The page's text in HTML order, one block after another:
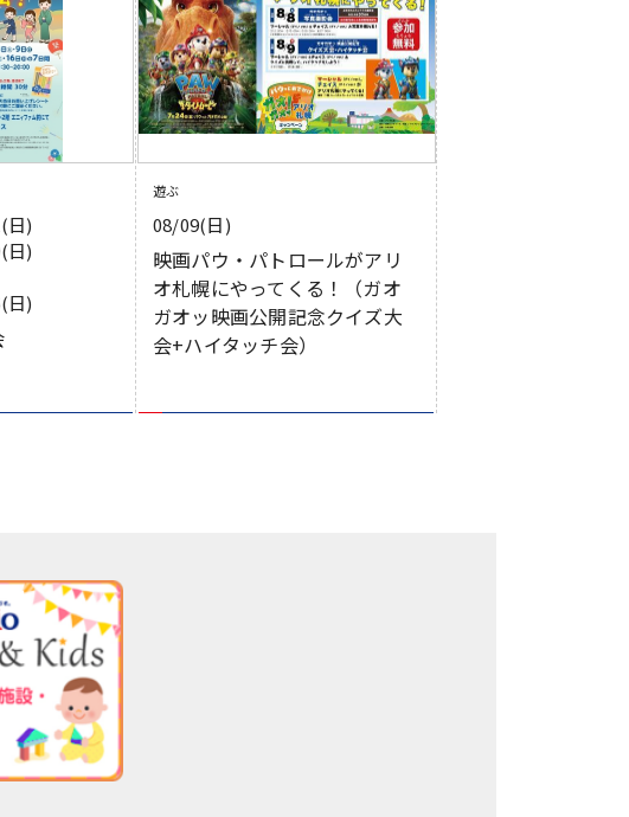
日)
日)
日)
遊ぶ
08/09(日)
映画パウ・パトロールがアリ
オ札幌にやってくる！（ガオ
ガオッ映画公開記念クイズ大
会+ハイタッチ会）